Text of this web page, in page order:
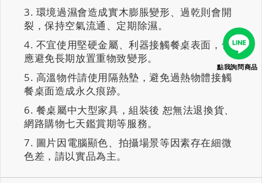
環境過濕會造成實木膨脹變形、過乾則會開
裂，保持空氣流通、定期除濕。
不宜使用堅硬金屬、利器接觸餐桌表面，也
應避免長期放置重物致變形。
高溫物件請使用隔熱墊，避免過熱物體接觸
餐桌面造成永久痕跡。
餐桌屬中大型家具，組裝後 恕無法退換貨、
網路購物七天鑑賞期等服務。
圖片因電腦顯色、拍攝場景等因素存在細微
色差，請以實品為主。
點我詢問商品